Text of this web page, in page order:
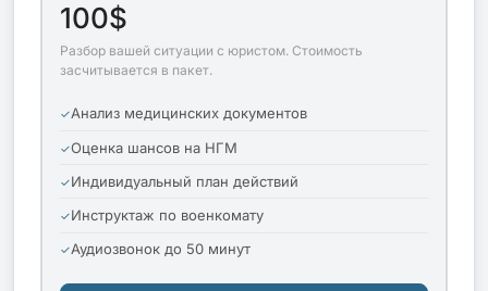
100$
Разбор вашей ситуации с юристом. Стоимость
засчитывается в пакет.
Анализ медицинских документов
Оценка шансов на НГМ
Индивидуальный план действий
Инструктаж по военкомату
Аудиозвонок до 50 минут